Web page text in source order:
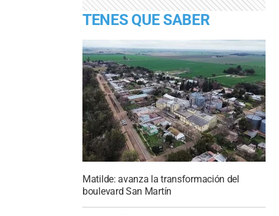
TENES QUE SABER
Matilde: avanza la transformación del
boulevard San Martín